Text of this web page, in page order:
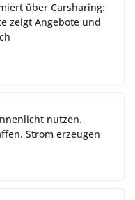
über Carsharing:
zeigt Angebote und
nutzen.
Strom erzeugen